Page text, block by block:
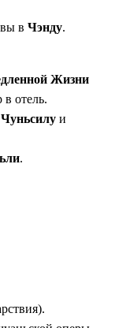
только по
в Чэнду.
Жизни
отель.
Чуньсилу и
.